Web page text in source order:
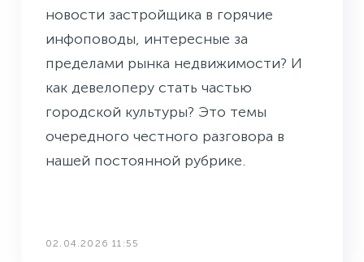
новости застройщика в горячие
инфоповоды, интересные за
пределами рынка недвижимости? И
как девелоперу стать частью
городской культуры? Это темы
очередного честного разговора в
нашей постоянной рубрике.
02.04.2026 11:55